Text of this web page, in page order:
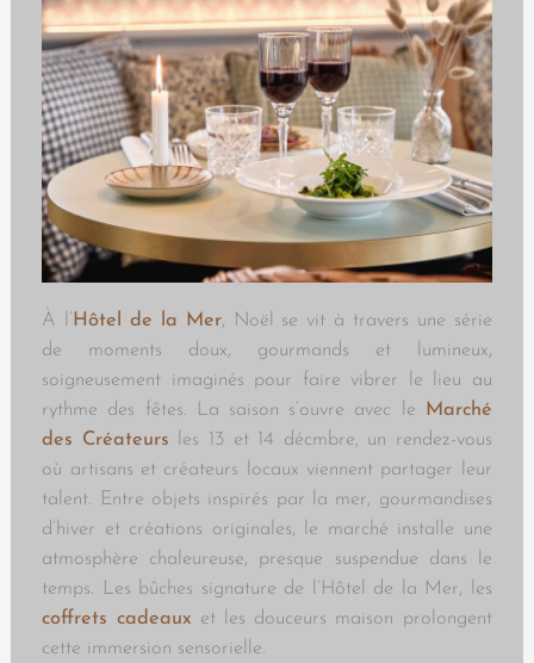
À l’ Hôtel de la Mer, Noël se vit à travers une série
de moments doux, gourmands et lumineux,
soigneusement imaginés pour faire vibrer le lieu au
rythme des fêtes. La saison s’ouvre avec le Marché
des Créateurs les 13 et 14 décmbre, un rendez-vous
où artisans et créateurs locaux viennent partager leur
talent. Entre objets inspirés par la mer, gourmandises
d’hiver et créations originales, le marché installe une
atmosphère chaleureuse, presque suspendue dans le
temps. Les bûches signature de l’Hôtel de la Mer, les
coffrets cadeaux et les douceurs maison prolongent
cette immersion sensorielle.